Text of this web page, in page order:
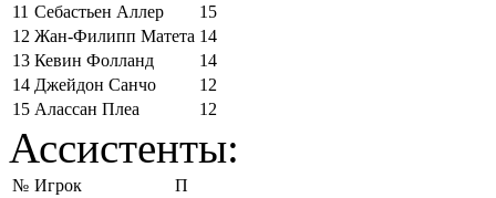
11 Себастьен Аллер
15
12 Жан-Филипп Матета 14
13 Кевин Фолланд
14
14 Джейдон Санчо
12
15 Алассан Плеа 12
Ассистенты:
№ Игрок
П